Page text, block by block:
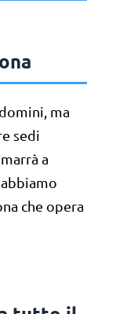
ma
sedi
a
che opera